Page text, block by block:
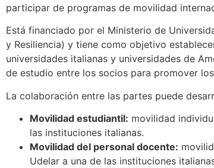
participar de programas de movilidad
Está financiado por el Ministerio de
y Resiliencia) y tiene como objetivo
universidades italianas y universidades de
de estudio entre los socios para promover
La colaboración entre las partes puede
Movilidad estudiantil: movilidad
las instituciones italianas.
Movilidad del personal docente:
Udelar a una de las instituciones